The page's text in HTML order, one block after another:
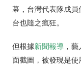
幕，台灣代表隊成
台也隨之瘋狂。
但根據新聞報導 ，
面截圖，被發現是